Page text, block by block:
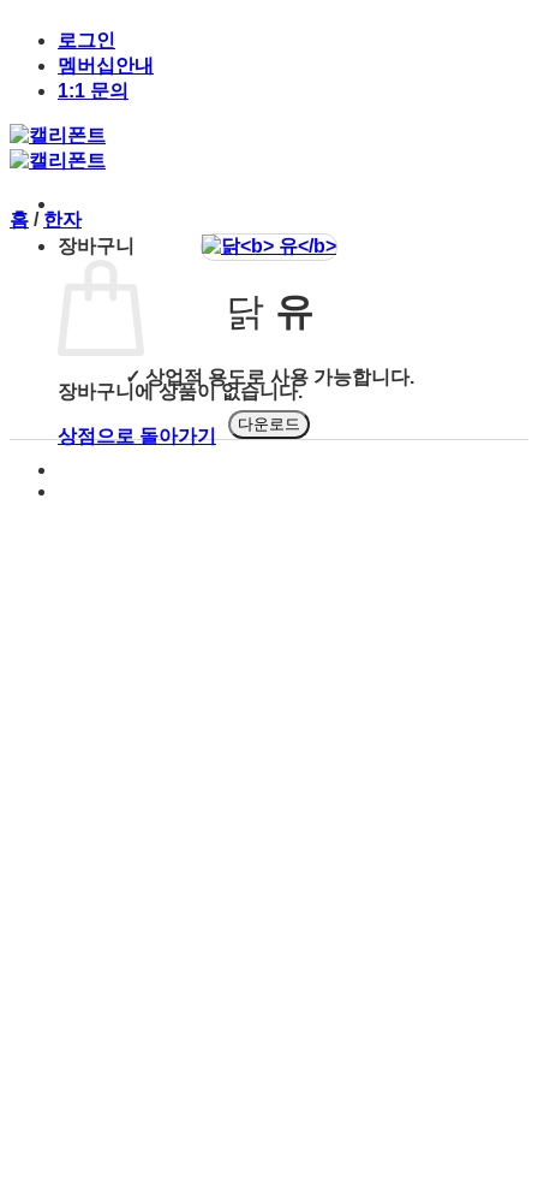
content
로그인
멤버십안내
1:1 문의
장바구니
장바구니에 상품이 없습니다.
상점으로 돌아가기
홈 / 한자
닭유
✓ 상업적 용도로 사용 가능합니다.
다운로드